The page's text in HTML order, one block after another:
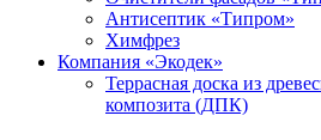
Антисептик «Типром»
Химфрез
Компания «Экодек»
Террасная доска из
композита (ДПК)